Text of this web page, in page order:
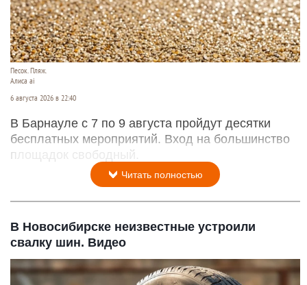
Песок. Пляж.
Алиса ai
6 августа 2026 в 22:40
В Барнауле с 7 по 9 августа пройдут десятки
бесплатных мероприятий. Вход на большинство
площадок свободный.
Читать полностью
В Новосибирске неизвестные устроили
свалку шин. Видео